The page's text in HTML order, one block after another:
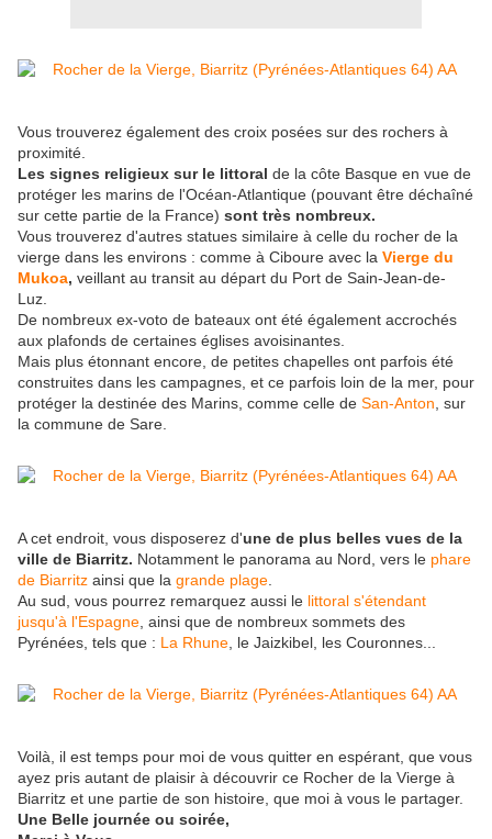
Vous trouverez également des croix posées sur des rochers à
proximité.
Les signes religieux sur le littoral de la côte Basque en vue de
protéger les marins de l'Océan-Atlantique (pouvant être déchaîné
sur cette partie de la France) sont très nombreux.
Vous trouverez d'autres statues similaire à celle du rocher de la
vierge dans les environs : comme à Ciboure avec la Vierge du
Mukoa, veillant au transit au départ du Port de Sain-Jean-de-
Luz.
De nombreux ex-voto de bateaux ont été également accrochés
aux plafonds de certaines églises avoisinantes.
Mais plus étonnant encore, de petites chapelles ont parfois été
construites dans les campagnes, et ce parfois loin de la mer, pour
protéger la destinée des Marins, comme celle de San-Anton , sur
la commune de Sare.
A cet endroit, vous disposerez d'une de plus belles vues de la
ville de Biarritz. Notamment le panorama au Nord, vers le phare
de Biarritz ainsi que la grande plage
Au sud, vous pourrez remarquez aussi le littoral s'étendant
jusqu'à l'Espagne , ainsi que de nombreux sommets des
Pyrénées, tels que : La Rhune , le Jaizkibel, les Couronnes...
Voilà, il est temps pour moi de vous quitter en espérant, que vous
ayez pris autant de plaisir à découvrir ce Rocher de la Vierge à
Biarritz et une partie de son histoire, que moi à vous le partager.
Une Belle journée ou soirée,